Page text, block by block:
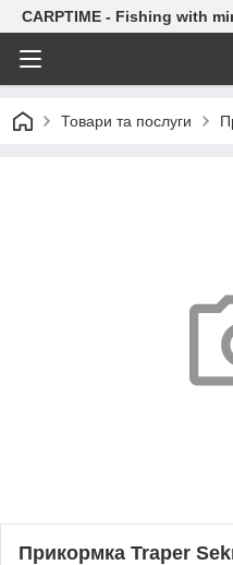
CARPTIME - Fishing with
Товари та послуги
Прикормка Traper